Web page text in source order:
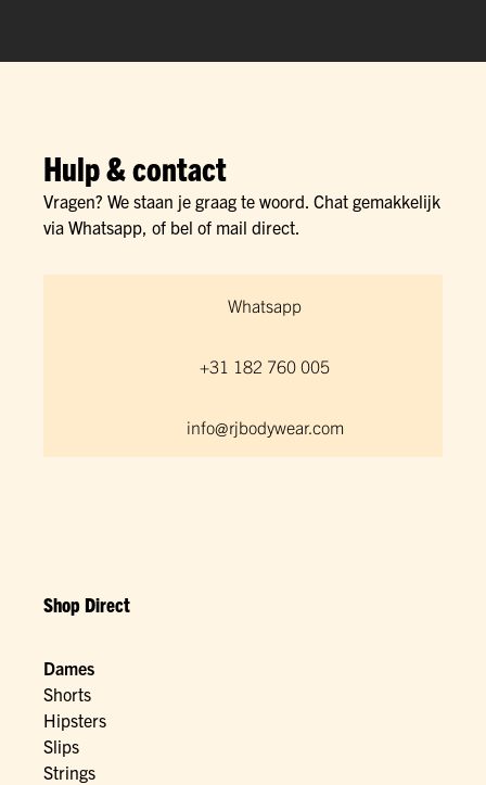
Hulp & contact
Vragen? We staan je graag te woord. Chat gemakkelijk
via Whatsapp, of bel of mail direct.
Whatsapp
+31 182 760 005
info@rjbodywear.com
Shop Direct
Dames
Shorts
Hipsters
Slips
Strings